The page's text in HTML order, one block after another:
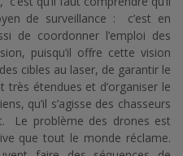
de surveillance : c’est en
de coordonner l’emploi des
puisqu’il offre cette vision
cibles au laser, de garantir le
étendues et d’organiser le
qu’il s’agisse des chasseurs
Le problème des drones est
que tout le monde réclame.